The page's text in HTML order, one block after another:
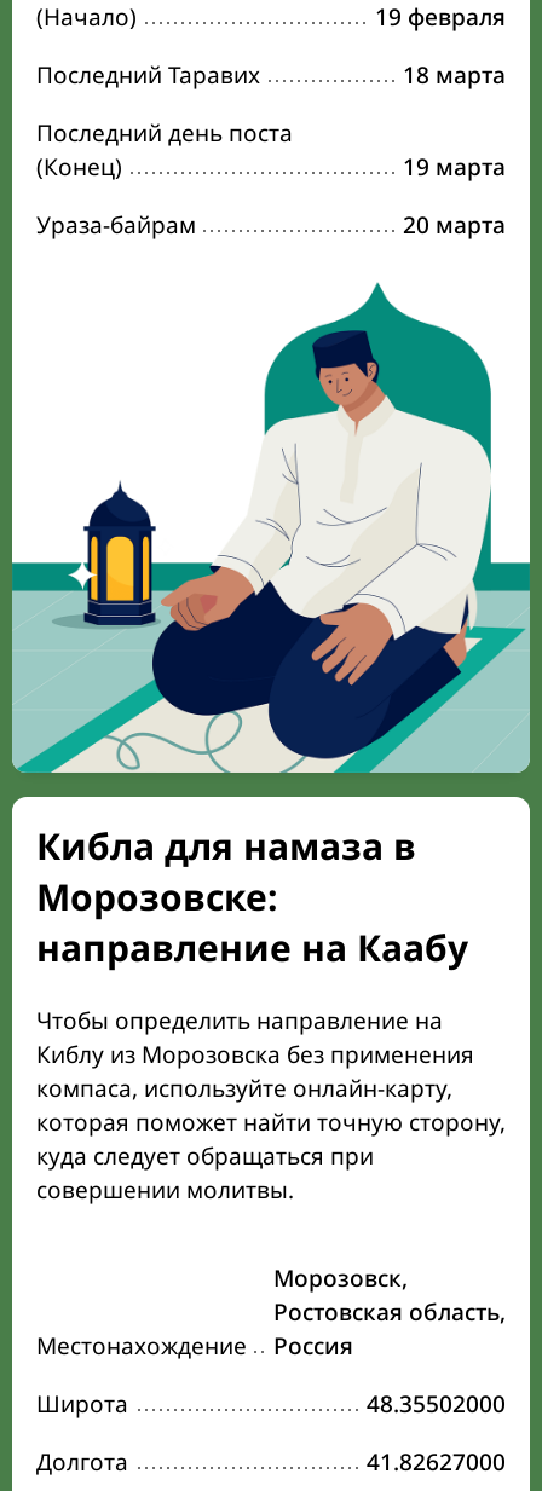
(Начало)
19 февраля
Последний Таравих
18 марта
Последний день поста
(Конец)
19 марта
Ураза-байрам
20 марта
Кибла для намаза в
Морозовске:
направление на Каабу
Чтобы определить направление на
Киблу из Морозовска без применения
компаса, используйте онлайн-карту,
которая поможет найти точную сторону,
куда следует обращаться при
совершении молитвы.
Местонахождение
Морозовск,
Ростовская область,
Россия
Широта
48.35502000
Долгота
41.82627000